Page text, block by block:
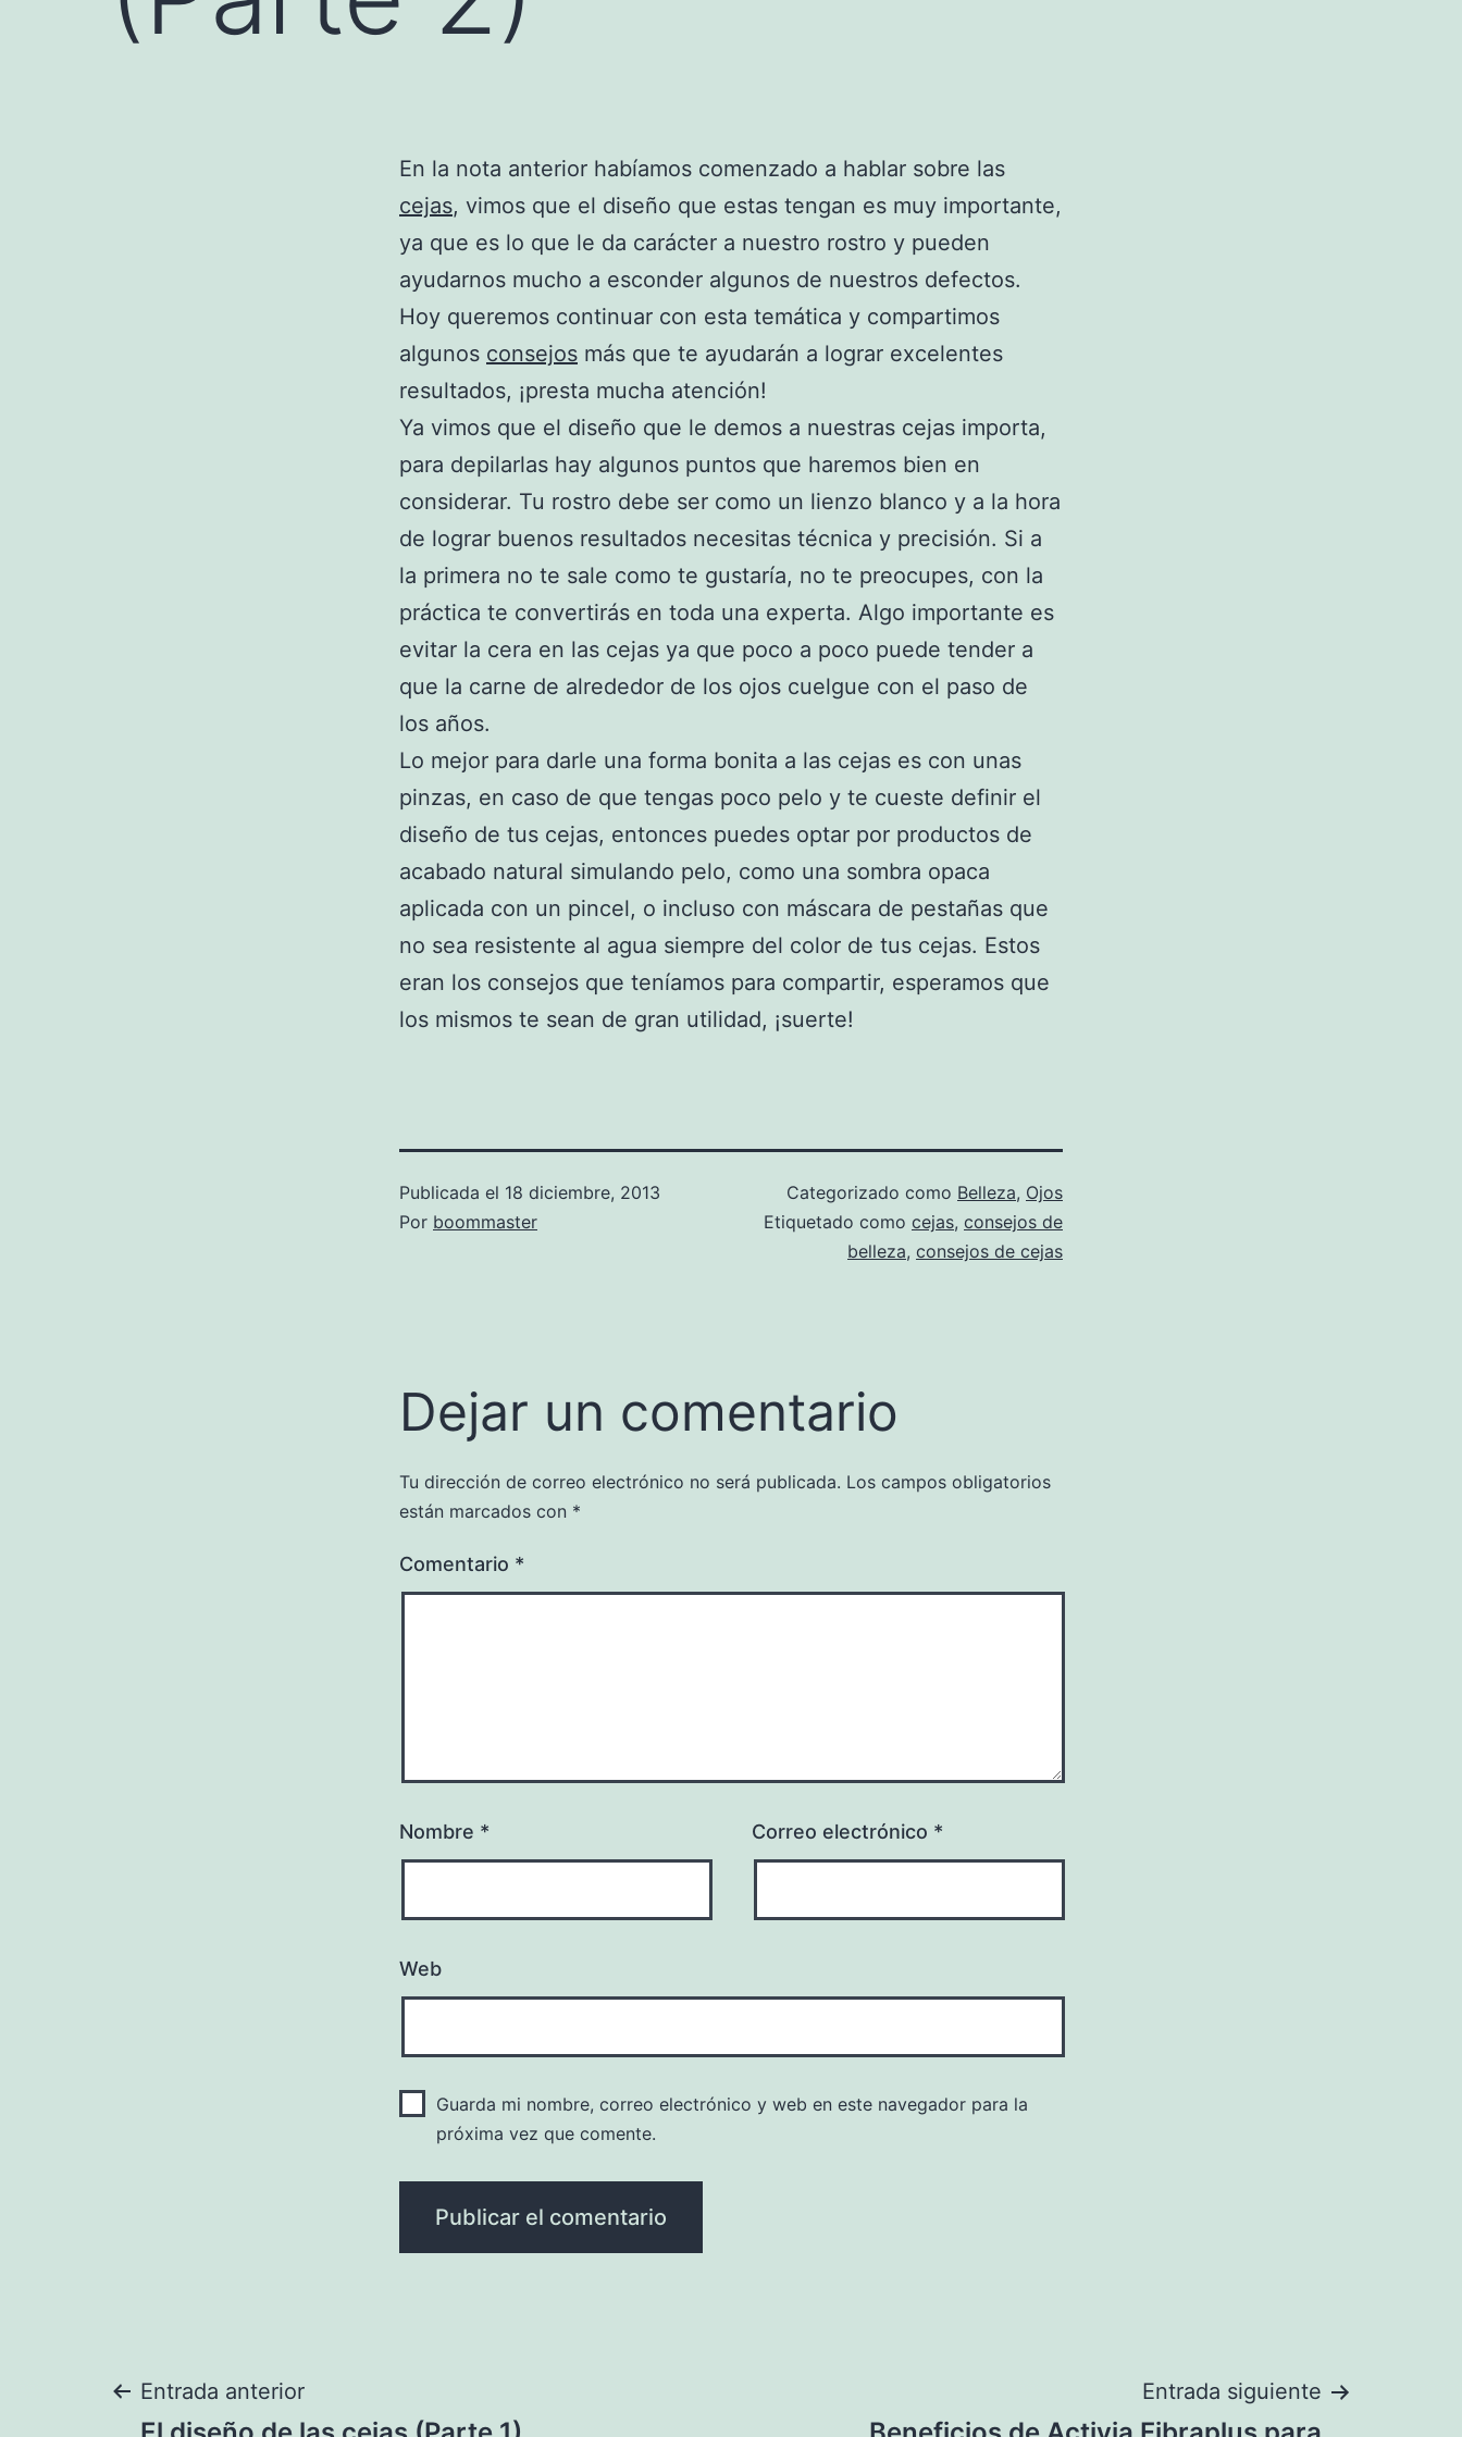
En la nota anterior habíamos comenzado a hablar sobre las
cejas, vimos que el diseño que estas tengan es muy importante,
ya que es lo que le da carácter a nuestro rostro y pueden
ayudarnos mucho a esconder algunos de nuestros defectos.
Hoy queremos continuar con esta temática y compartimos
algunos consejos más que te ayudarán a lograr excelentes
resultados, ¡presta mucha atención!
Ya vimos que el diseño que le demos a nuestras cejas importa,
para depilarlas hay algunos puntos que haremos bien en
considerar. Tu rostro debe ser como un lienzo blanco y a la hora
de lograr buenos resultados necesitas técnica y precisión. Si a
la primera no te sale como te gustaría, no te preocupes, con la
práctica te convertirás en toda una experta. Algo importante es
evitar la cera en las cejas ya que poco a poco puede tender a
que la carne de alrededor de los ojos cuelgue con el paso de
los años.
Lo mejor para darle una forma bonita a las cejas es con unas
pinzas, en caso de que tengas poco pelo y te cueste definir el
diseño de tus cejas, entonces puedes optar por productos de
acabado natural simulando pelo, como una sombra opaca
aplicada con un pincel, o incluso con máscara de pestañas que
no sea resistente al agua siempre del color de tus cejas. Estos
eran los consejos que teníamos para compartir, esperamos que
los mismos te sean de gran utilidad, ¡suerte!
Publicada el 18 diciembre, 2013
Por boommaster
Categorizado como Belleza, Ojos
Etiquetado como cejas, consejos de
belleza, consejos de cejas
Dejar un comentario
Tu dirección de correo electrónico no será publicada. Los campos obligatorios
están marcados con *
Comentario *
Nombre * Correo electrónico *
Web
Guarda mi nombre, correo electrónico y web en este navegador para la
próxima vez que comente.
Navegación
Entrada anterior Entrada siguiente